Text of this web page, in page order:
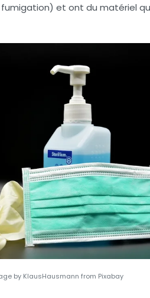
et ont du matériel
by KlausHausmann from Pixabay